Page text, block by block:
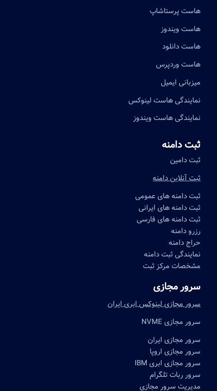
هاست پرستاشاپ
هاست ویندوز
هاست دانلود
هاست وردپرس
میزبانی ایمیل
نمایندگی هاست لینوکس
نمایندگی هاست ویندوز
ثبت دامنه
ثبت دامین
ثبت آنلاین دامنه
ثبت دامنه های عمومی
ثبت دامنه های ایرانی
ثبت دامنه های فارسی
رزرو دامنه
حراج دامنه
نمایندگی ثبت دامنه
مشخصات مرکز ثبت
سرور مجازی
سرور مجازی لینوکس ابری ایران
سرور مجازی NVME
سرور مجازی ایران
سرور مجازی اروپا
سرور مجازی ابری IBM
سرور ربات تلگرام
مدیریت سرور مجازی